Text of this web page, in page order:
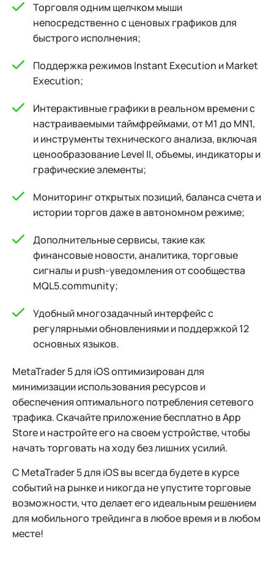
Торговля одним щелчком мыши
непосредственно с ценовых графиков для
быстрого исполнения;
Поддержка режимов Instant Execution и Market
Execution;
Интерактивные графики в реальном времени с
настраиваемыми таймфреймами, от M1 до MN1,
и инструменты технического анализа, включая
ценообразование Level II, объемы, индикаторы и
графические элементы;
Мониторинг открытых позиций, баланса счета и
истории торгов даже в автономном режиме;
Дополнительные сервисы, такие как
финансовые новости, аналитика, торговые
сигналы и push-уведомления от сообщества
MQL5.community;
Удобный многозадачный интерфейс с
регулярными обновлениями и поддержкой 12
основных языков.
MetaTrader 5 для iOS оптимизирован для
минимизации использования ресурсов и
обеспечения оптимального потребления сетевого
трафика. Скачайте приложение бесплатно в App
Store и настройте его на своем устройстве, чтобы
начать торговать на ходу без лишних усилий.
С MetaTrader 5 для iOS вы всегда будете в курсе
событий на рынке и никогда не упустите торговые
возможности, что делает его идеальным решением
для мобильного трейдинга в любое время и в любом
месте!